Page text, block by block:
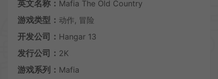
英文名称： Mafia The Old Country
游戏类型： 动作, 冒险
开发公司： Hangar 13
发行公司： 2K
游戏系列： Mafia